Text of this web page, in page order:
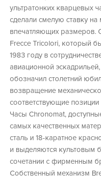
ультратонких кварцевых
сделали смелую ставку на
впечатляющих размеров.
Frecce Tricolori, который
1983 году в
авиационной
обозначил столетний
возвращение
соответствующие позиции
Часы Chronomat,
самых качественных
сталь и 18-каратное
и выделяются культовым
сочетании с фирменным
Собственный механизм